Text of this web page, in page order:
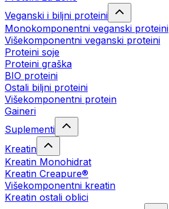
Veganski i biljni proteini
Monokomponentni veganski proteini
Višekomponentni veganski proteini
Proteini soje
Proteini graška
BIO proteini
Ostali biljni proteini
Višekomponentni protein
Gaineri
Suplementi
Kreatin
Kreatin Monohidrat
Kreatin Creapure®
Višekomponentni kreatin
Kreatin ostali oblici